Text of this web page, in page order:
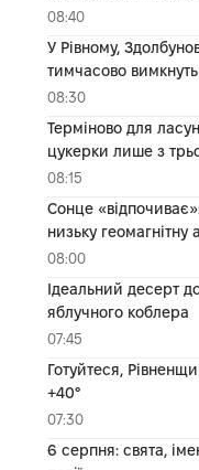
08:40
У Рівному,
тимчасово вимкнуть
08:30
Терміново для
цукерки лише з
08:15
Сонце
низьку геомагнітну
08:00
Ідеальний десерт
яблучного коблера
07:45
Готуйтеся,
+40°
07:30
6 серпня: свята,